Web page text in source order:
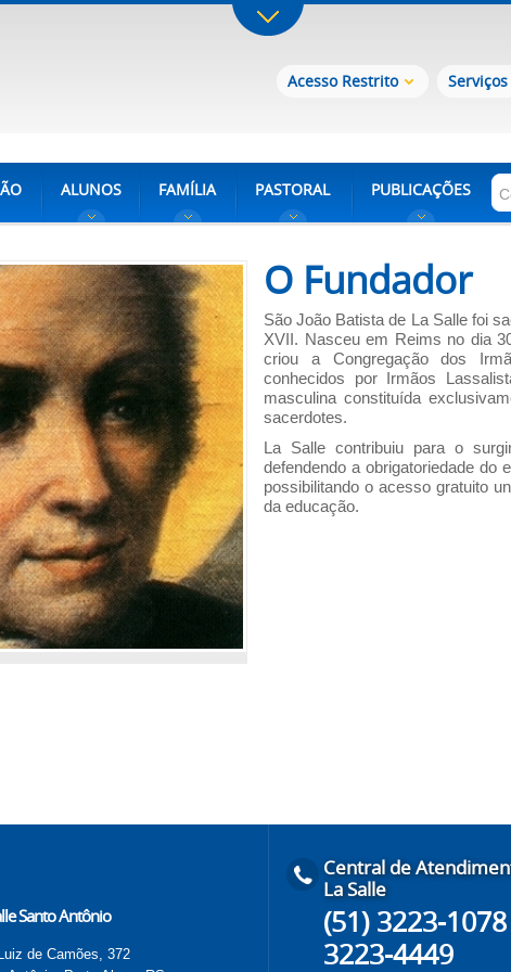
Acesso Restrito Serviços
ALUNOS FAMÍLIA PASTORAL PUBLICAÇÕES
O Fundador
São João Batista de La Salle foi
XVII. Nasceu em Reims no dia
criou a Congregação dos
conhecidos por Irmãos
masculina constituída
sacerdotes.
La Salle contribuiu para o
defendendo a obrigatoriedade do
possibilitando o acesso gratuito
da educação.
Santo Antônio
de Camões, 372
Central de
La Salle
(51) 3223-
3223-4449